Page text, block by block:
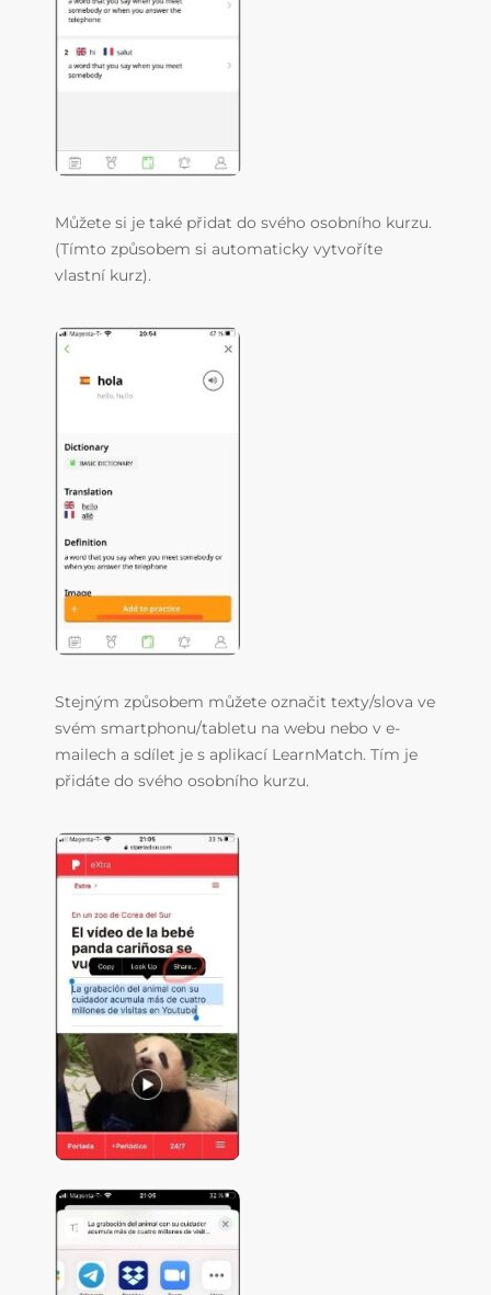
Můžete si je také přidat do svého osobního kurzu.
(Tímto způsobem si automaticky vytvoříte
vlastní kurz).
Stejným způsobem můžete označit texty/slova ve
svém smartphonu/tabletu na webu nebo v e-
mailech a sdílet je s aplikací LearnMatch. Tím je
přidáte do svého osobního kurzu.